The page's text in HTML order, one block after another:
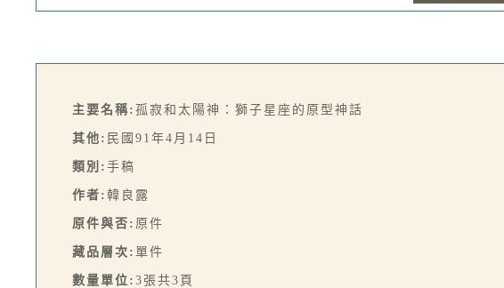
主要名稱: 孤寂和太陽神：獅子星座的原型神話
其他: 民國91年4月14日
類別: 手稿
作者: 韓良露
原件與否: 原件
藏品層次: 單件
數量單位: 3張共3頁